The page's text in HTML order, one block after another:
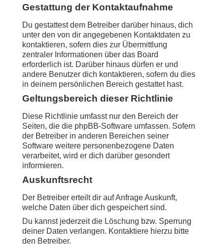
Gestattung der Kontaktaufnahme
Du gestattest dem Betreiber darüber hinaus, dich
unter den von dir angegebenen Kontaktdaten zu
kontaktieren, sofern dies zur Übermittlung
zentraler Informationen über das Board
erforderlich ist. Darüber hinaus dürfen er und
andere Benutzer dich kontaktieren, sofern du dies
in deinem persönlichen Bereich gestattet hast.
Geltungsbereich dieser Richtlinie
Diese Richtlinie umfasst nur den Bereich der
Seiten, die die phpBB-Software umfassen. Sofern
der Betreiber in anderen Bereichen seiner
Software weitere personenbezogene Daten
verarbeitet, wird er dich darüber gesondert
informieren.
Auskunftsrecht
Der Betreiber erteilt dir auf Anfrage Auskunft,
welche Daten über dich gespeichert sind.
Du kannst jederzeit die Löschung bzw. Sperrung
deiner Daten verlangen. Kontaktiere hierzu bitte
den Betreiber.